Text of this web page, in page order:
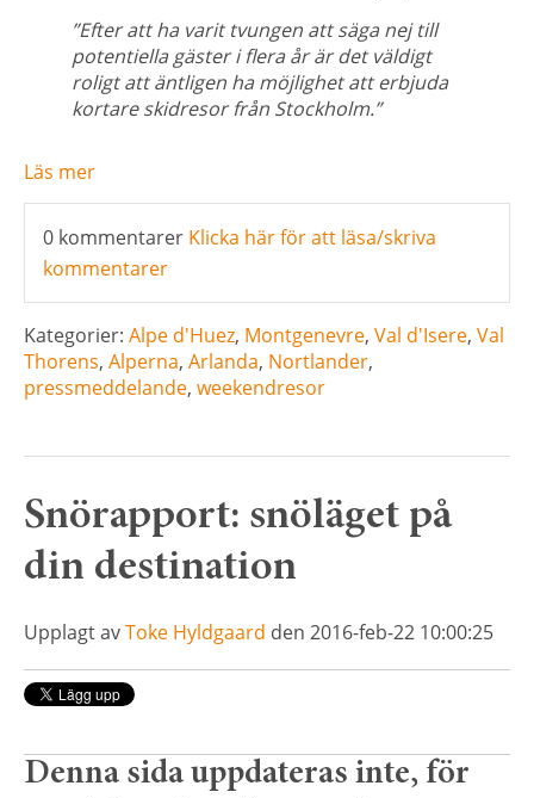
”Efter att ha varit tvungen att säga nej till
potentiella gäster i flera år är det väldigt
roligt att äntligen ha möjlighet att erbjuda
kortare skidresor från Stockholm.”
Läs mer
0 kommentarer Klicka här för att läsa/skriva
kommentarer
Kategorier: Alpe d'Huez, Montgenevre, Val d'Isere, Val
Thorens, Alperna, Arlanda, Nortlander,
pressmeddelande, weekendresor
Snörapport: snöläget på
din destination
Upplagt avToke Hyldgaard den 2016-feb-22 10:00:25
Denna sida uppdateras inte, för